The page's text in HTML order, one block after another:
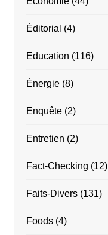
Éditorial (4)
Education (116)
Énergie(8)
Enquête(2)
Entretien (2)
Fact-Checking (12)
Faits-Divers(131)
Foods(4)